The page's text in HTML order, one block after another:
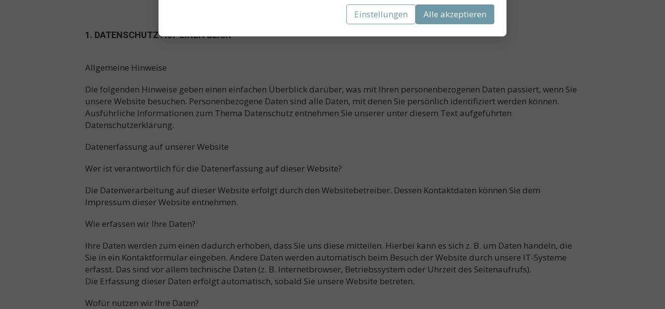
1. DATENSCHUTZ AUF EINEN BLICK
Allgemeine Hinweise
Die folgenden Hinweise geben einen einfachen Überblick darüber, was mit Ihren personenbezogenen Daten passiert, wenn Sie
unsere Website besuchen. Personenbezogene Daten sind alle Daten, mit denen Sie persönlich identifiziert werden können.
Ausführliche Informationen zum Thema Datenschutz entnehmen Sie unserer unter diesem Text aufgeführten
Datenschutzerklärung.
Datenerfassung auf unserer Website
Wer ist verantwortlich für die Datenerfassung auf dieser Website?
Die Datenverarbeitung auf dieser Website erfolgt durch den Websitebetreiber. Dessen Kontaktdaten können Sie dem
Impressum dieser Website entnehmen.
Wie erfassen wir Ihre Daten?
Ihre Daten werden zum einen dadurch erhoben, dass Sie uns diese mitteilen. Hierbei kann es sich z. B. um Daten handeln, die
Sie in ein Kontaktformular eingeben. Andere Daten werden automatisch beim Besuch der Website durch unsere IT-Systeme
erfasst. Das sind vor allem technische Daten (z. B. Internetbrowser, Betriebssystem oder Uhrzeit des Seitenaufrufs).
Die Erfassung dieser Daten erfolgt automatisch, sobald Sie unsere Website betreten.
Wofür nutzen wir Ihre Daten?
Einstellungen Alle akzeptieren